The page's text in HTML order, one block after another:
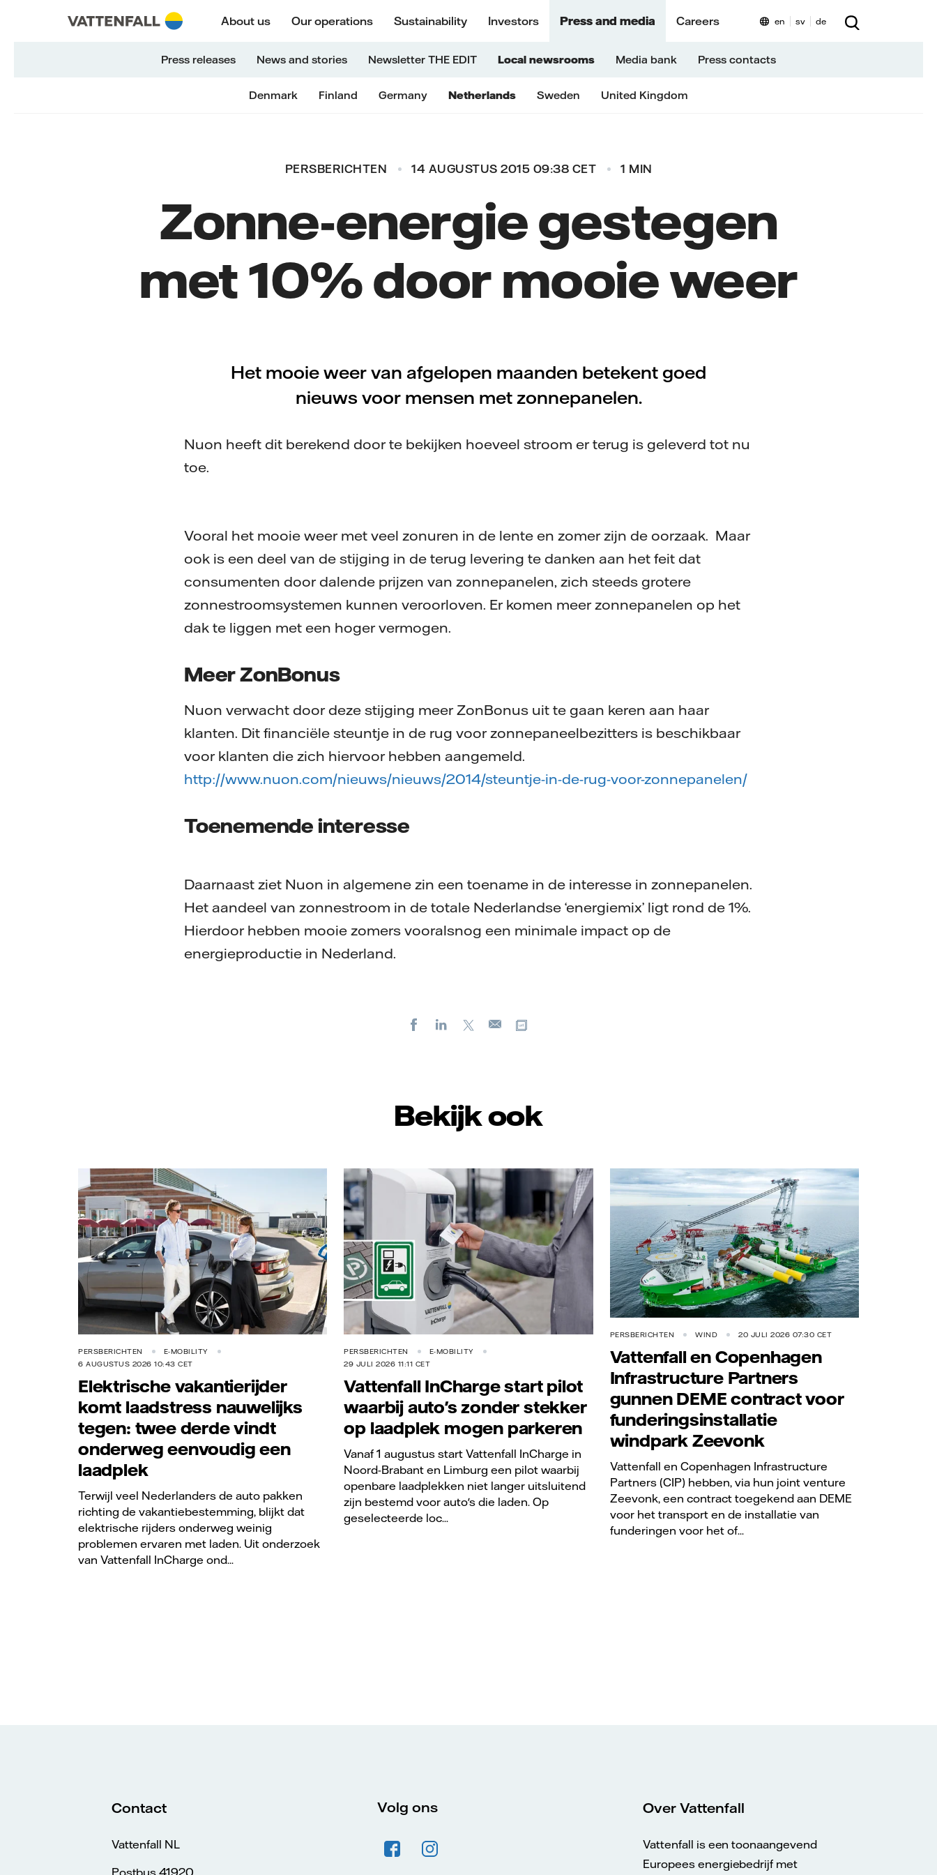
Naar content
Naar hoofdnavigatie
Ga naar footer About us Our operations Sustainability Investors Press and media Careers
Press releases News and stories Newsletter THE EDIT Local newsrooms Media bank Press contacts
Denmark Finland Germany Netherlands Sweden United Kingdom
en sv de
PERSBERICHTEN 14 AUGUSTUS 2015 09:38 CET 1 MIN
Zonne-energie gestegen
met 10% door mooie weer
Het mooie weer van afgelopen maanden betekent goed
nieuws voor mensen met zonnepanelen.
Nuon heeft dit berekend door te bekijken hoeveel stroom er terug is geleverd tot nu
toe.
Vooral het mooie weer met veel zonuren in de lente en zomer zijn de oorzaak. Maar
ook is een deel van de stijging in de terug levering te danken aan het feit dat
consumenten door dalende prijzen van zonnepanelen, zich steeds grotere
zonnestroomsystemen kunnen veroorloven. Er komen meer zonnepanelen op het
dak te liggen met een hoger vermogen.
Meer ZonBonus
Nuon verwacht door deze stijging meer ZonBonus uit te gaan keren aan haar
klanten. Dit financiële steuntje in de rug voor zonnepaneelbezitters is beschikbaar
voor klanten die zich hiervoor hebben aangemeld.
http://www.nuon.com/nieuws/nieuws/2014/steuntje-in-de-rug-voor-zonnepanelen/
Toenemende interesse
Daarnaast ziet Nuon in algemene zin een toename in de interesse in zonnepanelen.
Het aandeel van zonnestroom in de totale Nederlandse ‘energiemix’ ligt rond de 1%.
Hierdoor hebben mooie zomers vooralsnog een minimale impact op de
energieproductie in Nederland.
FacebookLinkedIn
X
E-
Bekijk ook
Vattenfall/Jeanette Hägglund
PERSBERICHTEN
E-MOBILITY
6 AUGUSTUS 2026 10:43 CET
Elektrische vakantierijder
komt laadstress nauwelijks
tegen: twee derde vindt
onderweg eenvoudig een
laadplek
Terwijl veel Nederlanders de auto pakken
richting de vakantiebestemming, blijkt dat
elektrische rijders onderweg weinig
problemen ervaren met laden. Uit onderzoek
van Vattenfall InCharge ond...
Vattenfall/Jorrit Lousberg
PERSBERICHTEN
E-MOBILITY
29 JULI 2026 11:11 CET
Vattenfall InCharge start pilot
waarbij auto's zonder stekker
op laadplek mogen parkeren
Vanaf 1 augustus start Vattenfall InCharge in
Noord-Brabant en Limburg een pilot waarbij
openbare laadplekken niet langer uitsluitend
zijn bestemd voor auto's die laden. Op
geselecteerde loc...
PERSBERICHTEN WIND 20 JULI 2026 07:30 CET
Vattenfall en Copenhagen
Infrastructure Partners
gunnen DEME contract voor
funderingsinstallatie
windpark Zeevonk
Vattenfall en Copenhagen Infrastructure
Partners (CIP) hebben, via hun joint venture
Zeevonk, een contract toegekend aan DEME
voor het transport en de installatie van
funderingen voor het of...
Naar hoofdnavigatie
Contact
Vattenfall NL
Postbus 41920
Volg ons Over Vattenfall
Vattenfall is een toonaangevend
Europees energiebedrijf met